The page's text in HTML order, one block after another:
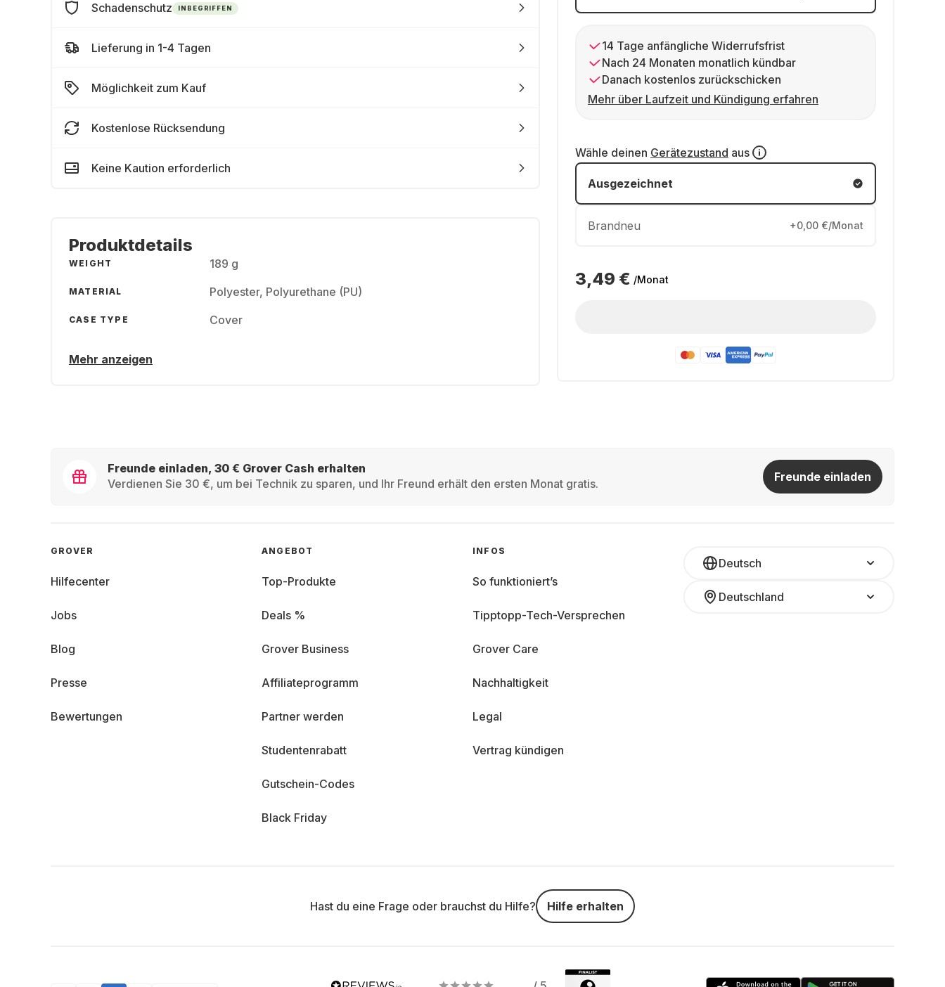
14 Tage anfängliche Widerrufsfrist
Nach 24 Monaten monatlich kündbar
Danach kostenlos zurückschicken
Mehr über Laufzeit und Kündigung erfahren
Wähle deinen Gerätezustand aus
Ausgezeichnet
Brandneu +0,00 €/Monat
3,49 € /Monat
Schadenschutz INBEGRIFFEN
Lieferung in 1-4 Tagen
Möglichkeit zum Kauf
Kostenlose Rücksendung
Keine Kaution erforderlich
Produktdetails
WEIGHT 189 g
MATERIAL Polyester, Polyurethane (PU)
CASE TYPE Cover
Mehr anzeigen
Freunde einladen, 30 € Grover Cash erhalten
Verdienen Sie 30 €, um bei Technik zu sparen, und Ihr Freund erhält den ersten Monat gratis.
Freunde einladen
Deutsch
Deutschland
GROVER
Hilfecenter
Jobs
Blog
Presse
Bewertungen
ANGEBOT
Top-Produkte
Deals %
Grover Business
Affiliateprogramm
Partner werden
Studentenrabatt
Gutschein-Codes
Black Friday
INFOS
So funktioniert’s
Tipptopp-Tech-Versprechen
Grover Care
Nachhaltigkeit
Legal
Vertrag kündigen
Hast du eine Frage oder brauchst du Hilfe? Hilfe erhalten